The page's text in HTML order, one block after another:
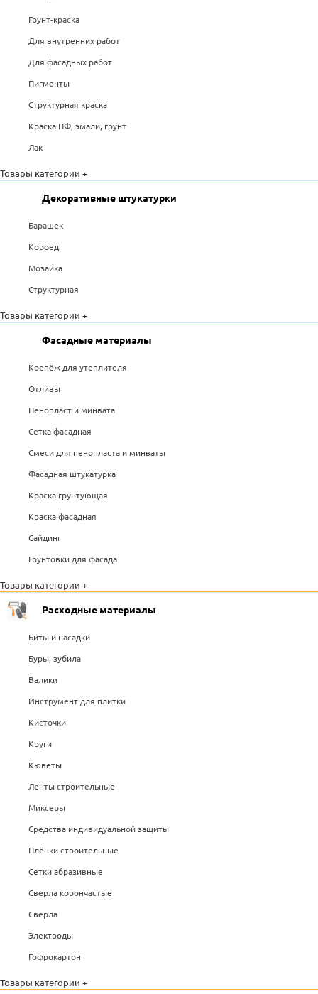
Грунт-краска
Для внутренних работ
Для фасадных работ
Пигменты
Структурная краска
Краска ПФ, эмали, грунт
Лак
Товары категории +
Декоративные штукатурки
Барашек
Короед
Мозаика
Структурная
Товары категории +
Фасадные материалы
Крепёж для утеплителя
Отливы
Пенопласт и минвата
Сетка фасадная
Смеси для пенопласта и минваты
Фасадная штукатурка
Краска грунтующая
Краска фасадная
Сайдинг
Грунтовки для фасада
Товары категории +
Расходные материалы
Биты и насадки
Буры, зубила
Валики
Инструмент для плитки
Кисточки
Круги
Кюветы
Ленты строительные
Миксеры
Средства индивидуальной защиты
Плёнки строительные
Сетки абразивные
Сверла корончастые
Сверла
Электроды
Гофрокартон
Товары категории +